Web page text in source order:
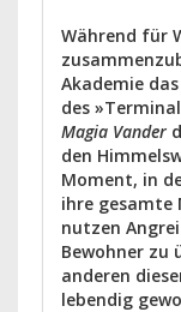
Während für
Akademie
des
Magia Vander
den
Moment, in
ihre gesamte
nutzen
Bewohner zu
anderen
lebendig